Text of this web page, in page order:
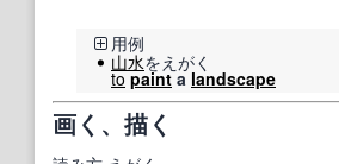
用例
山水をえがく
to painta landscape
画く、描く